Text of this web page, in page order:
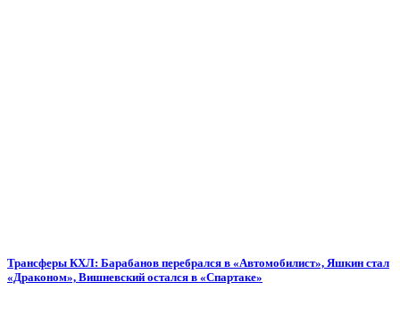
Трансферы КХЛ: Барабанов перебрался в «Автомобилист», Яшкин стал
«Драконом», Вишневский остался в «Спартаке»